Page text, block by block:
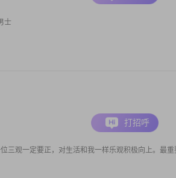
士
三观一定要正，对生活和我一样乐观积极向上。最重
打招呼